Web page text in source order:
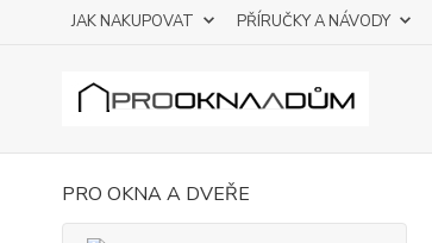
JAK NAKUPOVAT PŘÍRUČKY A NÁVODY
PRO OKNA A DVEŘE